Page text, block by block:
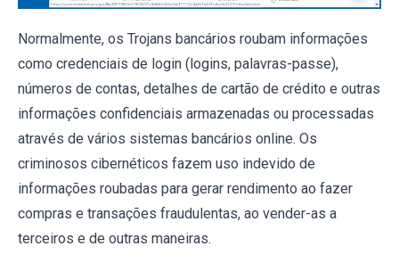
Normalmente, os Trojans bancários roubam informações
como credenciais de login (logins, palavras-passe),
números de contas, detalhes de cartão de crédito e outras
informações confidenciais armazenadas ou processadas
através de vários sistemas bancários online. Os
criminosos cibernéticos fazem uso indevido de
informações roubadas para gerar rendimento ao fazer
compras e transações fraudulentas, ao vender-as a
terceiros e de outras maneiras.